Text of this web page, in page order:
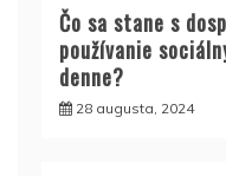
Čo sa stane s
používanie
denne?
28 augusta, 2024